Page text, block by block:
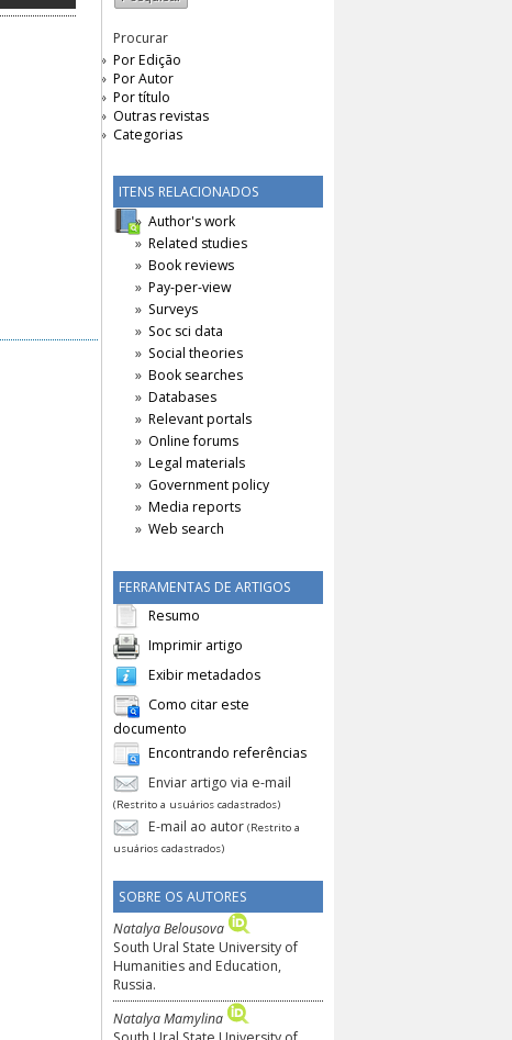
Procurar
Por Edição
Por Autor
Por título
Categorias
ITENS RELACIONADOS
Author's work
Related studies
Book reviews
Pay-per-view
Surveys
Soc sci data
Social theories
Book searches
Databases
Relevant portals
Online forums
Legal materials
Government policy
FERRAMENTAS DE ARTIGOS
Resumo
Imprimir artigo
Exibir metadados
documento
Encontrando referências
Enviar artigo via e-mail
usuários cadastrados)
SOBRE OS AUTORES
Natalya Belousova
South Ural State University of
Humanities and Education,
Russia.